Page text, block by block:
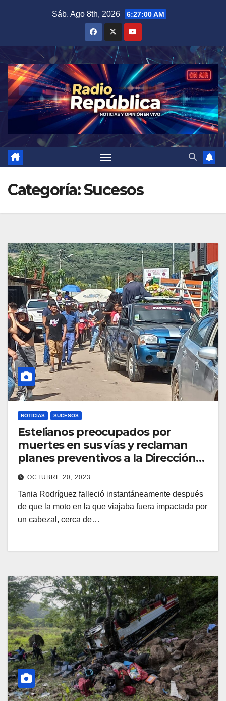
Sáb. Ago 8th, 2026 6:27:01 AM
Categoría:Sucesos
NOTICIAS SUCESOS
Estelianos preocupados por
muertes en sus vías y reclaman
planes preventivos a la Dirección
de Tránsito
OCTUBRE 20, 2023
Tania Rodríguez falleció instantáneamente después
de que la moto en la que viajaba fuera impactada por
un cabezal, cerca de…